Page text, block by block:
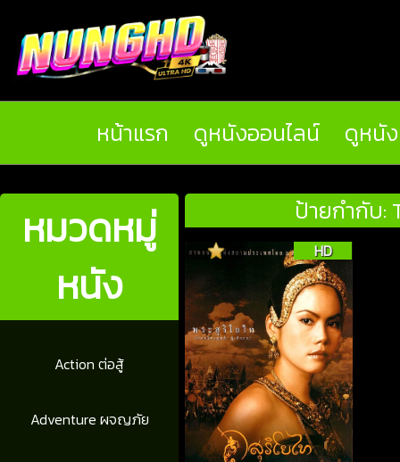
หน้าแรก ดูหนังออนไลน์ ดูหนั
หมวดหมู่
หนัง
Action ต่อสู้
Adventure ผจญภัย
ป้ายกำกับ:
HD